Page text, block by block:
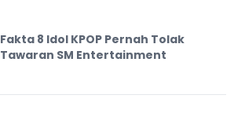
Fakta 8 Idol KPOP Pernah Tolak
Tawaran SM Entertainment